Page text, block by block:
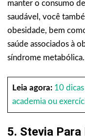
manter o consumo
saudável, você
obesidade, bem
saúde associados à
síndrome metabólica.
Leia agora: 10
academia ou
5. Stevia